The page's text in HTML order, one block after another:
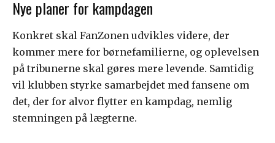
Nye planer for kampdagen
Konkret skal FanZonen udvikles videre, der
kommer mere for børnefamilierne, og oplevelsen
på tribunerne skal gøres mere levende. Samtidig
vil klubben styrke samarbejdet med fansene om
det, der for alvor flytter en kampdag, nemlig
stemningen på lægterne.